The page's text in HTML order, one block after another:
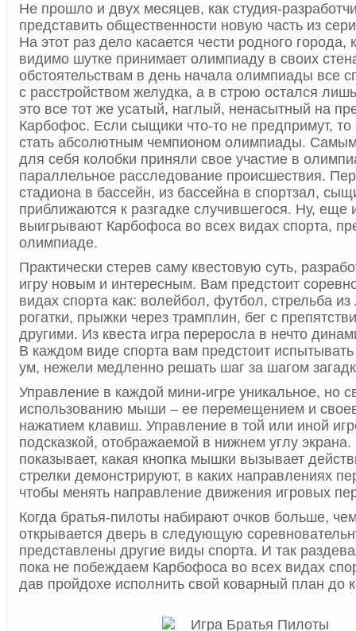
Не прошло и двух месяцев, как студия-
представить общественности новую часть из
На этот раз дело касается чести родного города,
видимо шутке принимает олимпиаду в своих
обстоятельствам в день начала олимпиады все
с расстройством желудка, а в строю остался
это все тот же усатый, наглый, ненасытный на
Карбофос. Если сыщики что-то не предпримут, то
стать абсолютным чемпионом олимпиады.
для себя колобки приняли свое участие в
параллельное расследование происшествия.
стадиона в бассейн, из бассейна в спортзал,
приближаются к разгадке случившегося. Ну, еще
выигрывают Карбофоса во всех видах спорта,
олимпиаде.
Практически стерев саму квестовую суть,
игру новым и интересным. Вам предстоит
видах спорта как: волейбол, футбол, стрельба из
рогатки, прыжки через трамплин, бег с
другими. Из квеста игра переросла в нечто
В каждом виде спорта вам предстоит
ум, нежели медленно решать шаг за шагом
Управление в каждой мини-игре уникальное, но
использованию мыши – ее перемещением и
нажатием клавиш. Управление в той или иной
подсказкой, отображаемой в нижнем углу экрана.
показывает, какая кнопка мышки вызывает
стрелки демонстрируют, в каких направлениях
чтобы менять направление движения игровых
Когда братья-пилоты набирают очков больше,
открывается дверь в следующую
представлены другие виды спорта. И так
пока не побеждаем Карбофоса во всех видах
дав пройдохе исполнить свой коварный план до